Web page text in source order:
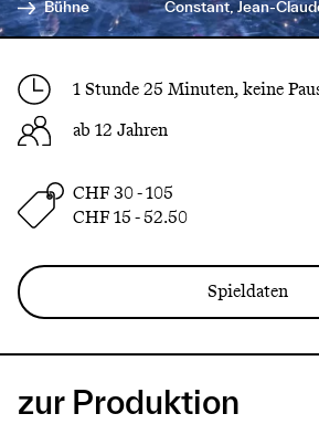
Bühne
Constant, Jean-
1 Stunde 25 Minuten, keine
ab 12 Jahren
CHF 30 - 105
CHF 15 - 52.50
Spieldaten
zur Produktion